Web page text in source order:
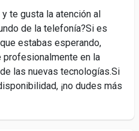
te gusta la atención al
de la telefonía?Si es
estabas esperando,
en la
las nuevas tecnologías.Si
¡no dudes más